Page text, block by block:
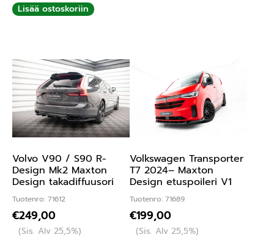
Lisää ostoskoriin
Volvo V90 / S90 R-
Design Mk2 Maxton
Design takadiffuusori
Tuotenro: 71612
€249,00
(Sis. Alv 25,5%)
Volkswagen Transporter
T7 2024– Maxton
Design etuspoileri V1
Tuotenro: 71689
€199,00
(Sis. Alv 25,5%)